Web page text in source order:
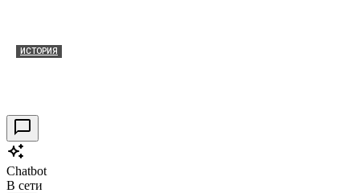
ИСТОРИЯ
Chatbot
В сети